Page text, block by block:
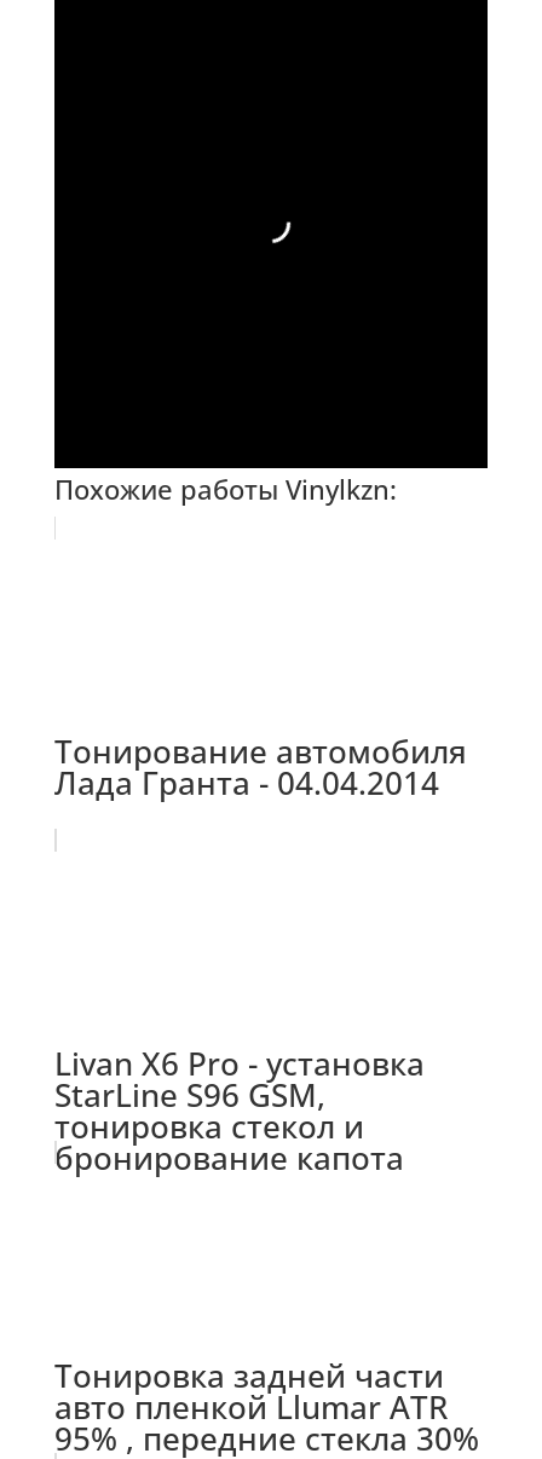
Похожие работы Vinylkzn:
Тонирование автомобиля
Лада Гранта - 04.04.2014
Livan X6 Pro - установка
StarLine S96 GSM,
тонировка стекол и
бронирование капота
Тонировка задней части
авто пленкой Llumar ATR
95% , передние стекла 30%